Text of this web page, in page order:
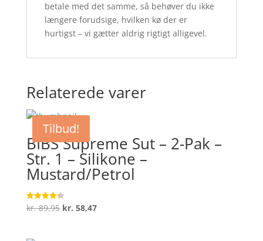
betale med det samme, så behøver du ikke
længere forudsige, hvilken kø der er
hurtigst – vi gætter aldrig rigtigt alligevel.
Relaterede varer
Tilbud!
BIBS Supreme Sut – 2-Pak –
Str. 1 – Silikone –
Mustard/Petrol
Vurderet
4.4
kr.89,95 Den
kr. 58,47Den